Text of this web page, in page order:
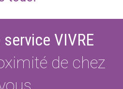
VIVRE
de chez